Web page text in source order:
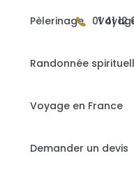
Pèlerinage
Randonnée
Voyage en France
Demander un devis
01 41
Les Juifs